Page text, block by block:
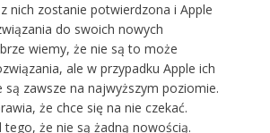
nich zostanie potwierdzona i Apple
do swoich nowych
wiemy, że nie są to może
ale w przypadku Apple ich
zawsze na najwyższym poziomie.
że chce się na nie czekać.
tego, że nie są żadną nowością.